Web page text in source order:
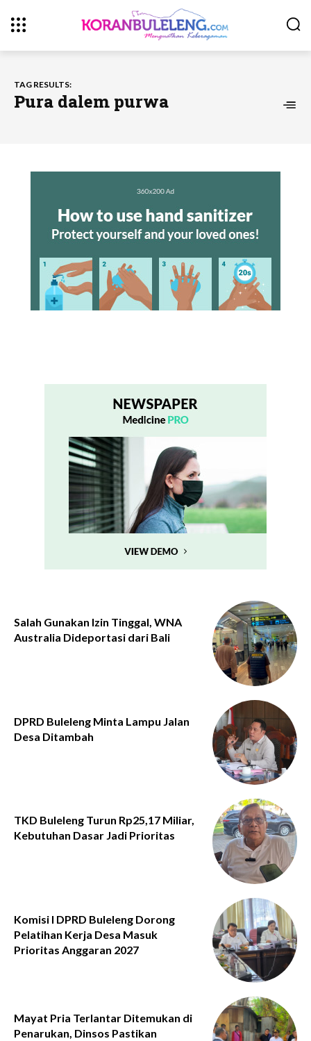
TAG RESULTS:
Pura dalem purwa
Salah Gunakan Izin Tinggal, WNA
Australia Dideportasi dari Bali
DPRD Buleleng Minta Lampu Jalan
Desa Ditambah
TKD Buleleng Turun Rp25,17 Miliar,
Kebutuhan Dasar Jadi Prioritas
Komisi I DPRD Buleleng Dorong
Pelatihan Kerja Desa Masuk
Prioritas Anggaran 2027
Mayat Pria Terlantar Ditemukan di
Penarukan, Dinsos Pastikan